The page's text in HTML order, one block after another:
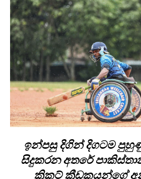
ඉන්පසු දිගින් දිගටම
සිදුකරන අතරේ
ක්‍රිකට් ක්‍රීඩකයන්ගේ